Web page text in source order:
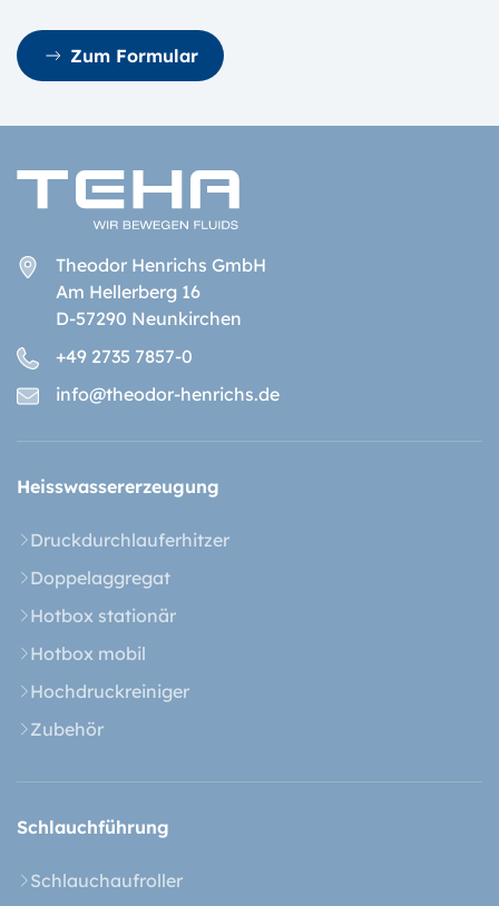
Zum Formular
Theodor Henrichs GmbH
Am Hellerberg 16
D-57290 Neunkirchen
+49 2735 7857-0
info@theodor-henrichs.de
Heisswasser­erzeugung
Druckdurchlauferhitzer
Doppelaggregat
Hotbox stationär
Hotbox mobil
Hochdruckreiniger
Zubehör
Schlauchführung
Schlauchaufroller